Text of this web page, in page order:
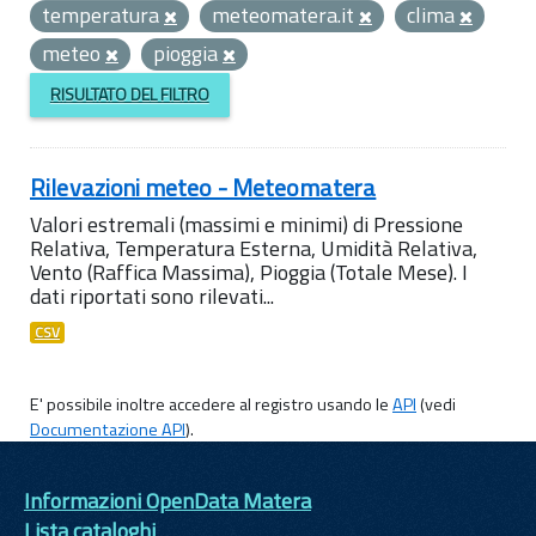
temperatura
meteomatera.it
clima
meteo
pioggia
RISULTATO DEL FILTRO
Rilevazioni meteo - Meteomatera
Valori estremali (massimi e minimi) di Pressione
Relativa, Temperatura Esterna, Umidità Relativa,
Vento (Raffica Massima), Pioggia (Totale Mese). I
dati riportati sono rilevati...
CSV
E' possibile inoltre accedere al registro usando leAPI(vedi
Documentazione API).
Informazioni OpenData Matera